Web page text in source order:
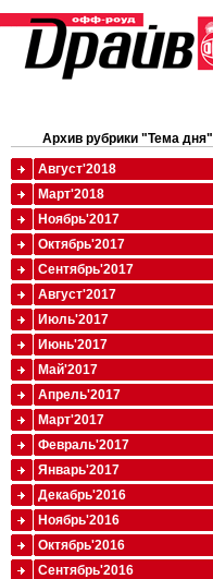
Архив рубрики "Тема дня"
Август'2018
Март'2018
Ноябрь'2017
Октябрь'2017
Сентябрь'2017
Август'2017
Июль'2017
Июнь'2017
Май'2017
Апрель'2017
Март'2017
Февраль'2017
Январь'2017
Декабрь'2016
Ноябрь'2016
Октябрь'2016
Сентябрь'2016